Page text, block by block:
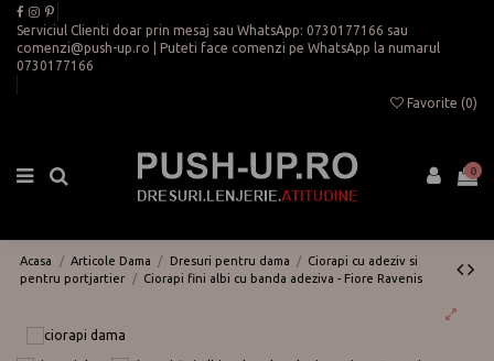
Serviciul Clienti doar prin mesaj sau WhatsApp: 0730177166 sau
comenzi@push-up.ro | Puteti face comenzi pe WhatsApp la numarul
0730177166
Favorite (0)
0
Acasa Articole Dama Dresuri pentru dama
Ciorapi cu adeziv si
pentru portjartier
Ciorapi fini albi cu banda adeziva - Fiore Ravenis